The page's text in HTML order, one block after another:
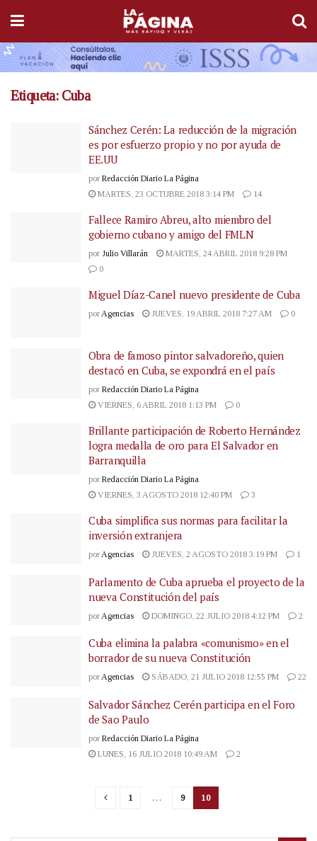
Etiqueta: Cuba
Sánchez Cerén: La reducción de la migración
es por esfuerzo propio y no por ayuda de
EE.UU
por Redacción Diario La Página
MARTES, 23 OCTUBRE 2018 3:14 PM
14
Fallece Ramiro Abreu, alto miembro del
gobierno cubano y amigo del FMLN
por Julio Villarán
MARTES, 24 ABRIL 2018 9:28 PM
0
Miguel Díaz-Canel nuevo presidente de Cuba
por Agencias JUEVES, 19 ABRIL 2018 7:27 AM 0
Obra de famoso pintor salvadoreño, quien
destacó en Cuba, se expondrá en el país
por Redacción Diario La Página
VIERNES, 6 ABRIL 2018 1:13 PM
0
Brillante participación de Roberto Hernández
logra medalla de oro para El Salvador en
Barranquilla
por Redacción Diario La Página
VIERNES, 3 AGOSTO 2018 12:40 PM
3
Cuba simplifica sus normas para facilitar la
inversión extranjera
porAgencias JUEVES, 2 AGOSTO 2018 3:19 PM 1
Parlamento de Cuba aprueba el proyecto de la
nueva Constitución del país
por Agencias DOMINGO, 22 JULIO 2018 4:12 PM 2
Cuba elimina la palabra «comunismo» en el
borrador de su nueva Constitución
porAgencias SÁBADO, 21 JULIO 2018 12:55 PM 22
Salvador Sánchez Cerén participa en el Foro
de Sao Paulo
por Redacción Diario La Página
LUNES, 16 JULIO 2018 10:49 AM
2
1 … 9 10